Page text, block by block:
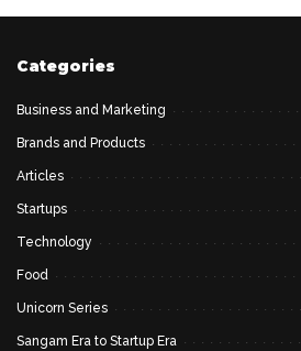
Categories
Business and Marketing
Brands and Products
Articles
Startups
Technology
Food
Unicorn Series
Sangam Era to Startup Era